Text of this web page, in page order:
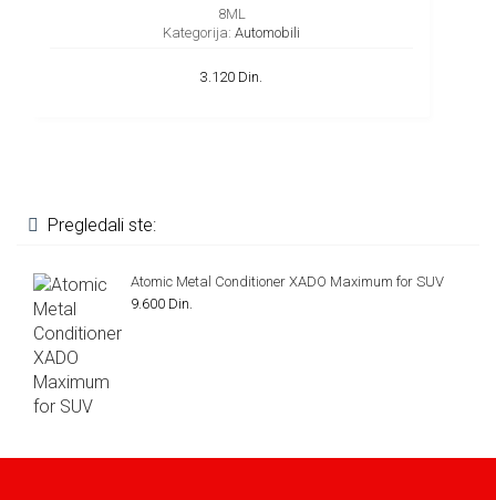
8ML
Kategorija: Automobili
3.120 Din.
Pregledali ste:
Atomic Metal Conditioner XADO Maximum for SUV
9.600 Din.